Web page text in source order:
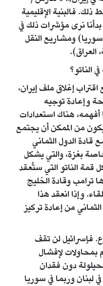
فالبنية الإقليمية
حول «آر4». وقد بدأنا نرى مؤشرات ذلك في
ومشاريع النقل
العراق).
الناتو؟
إغلاق ملف إيران،
وإعادة توجيه
هناك استعدادات
من الممكن أن يجتمع
قادة الدول الثماني
بغزة، والتي يشكل
قمة الناتو التي ستُعقد
ترامب وقادة الخليج
وإذا انعقد هذا
من إعادة تركيز
فإسرائيل لن تقف
بمحاولات لإفشال
دون فقدان
لبنان وربما في سوريا